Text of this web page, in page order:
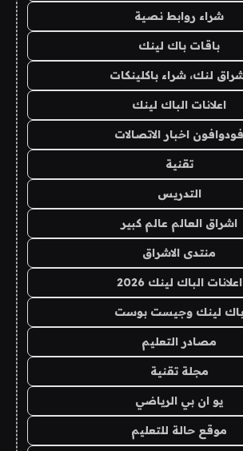
شراء روابط نصية
باقات باك لينك
لنك، شراء باكلينكات
اعلانات الباك لينك
فودوافون اخبار الاتصالات
تقنية
التدريس
اشراق العالم عالم كبير
منتدى الاشراق
اعلانات الباك لينك 2026
باك لينك وجيست بوست
مصادر التعليم
مجلة تقنية
يو ان بي الرياضي
موقع حالة للتعليم